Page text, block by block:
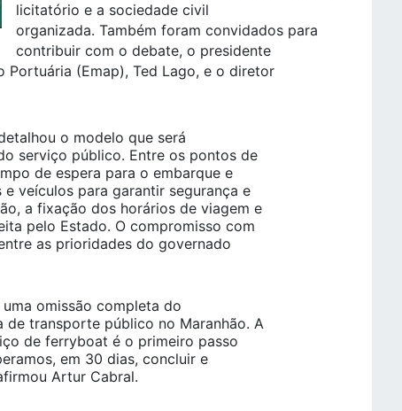
licitatório e a sociedade civil
organizada. Também foram convidados para
contribuir com o debate, o presidente
Portuária (Emap), Ted Lago, e o diretor
o modelo que será
serviço público. Entre os pontos de
de espera para o embarque e
veículos para garantir segurança e
a fixação dos horários de viagem e
pelo Estado. O compromisso com
as prioridades do governado
omissão completa do
transporte público no Maranhão. A
de ferryboat é o primeiro passo
em 30 dias, concluir e
Artur Cabral.